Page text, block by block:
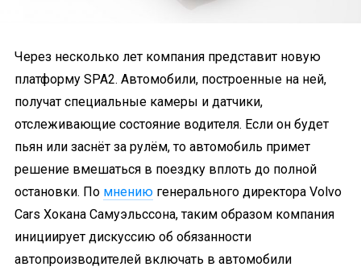
Через несколько лет компания представит новую
платформу SPA2. Автомобили, построенные на ней,
получат специальные камеры и датчики,
отслеживающие состояние водителя. Если он будет
пьян или заснёт за рулём, то автомобиль примет
решение вмешаться в поездку вплоть до полной
остановки. По мнению генерального директора Volvo
Cars Хокана Самуэльссона, таким образом компания
инициирует дискуссию об обязанности
автопроизводителей включать в автомобили